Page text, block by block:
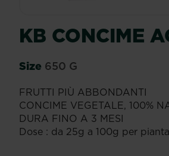
KB CONCIME
Size 650 G
FRUTTI PIÙ ABBONDANTI
CONCIME VEGETALE, 100%
DURA FINO A 3 MESI
Dose : da 25g a 100g per pianta